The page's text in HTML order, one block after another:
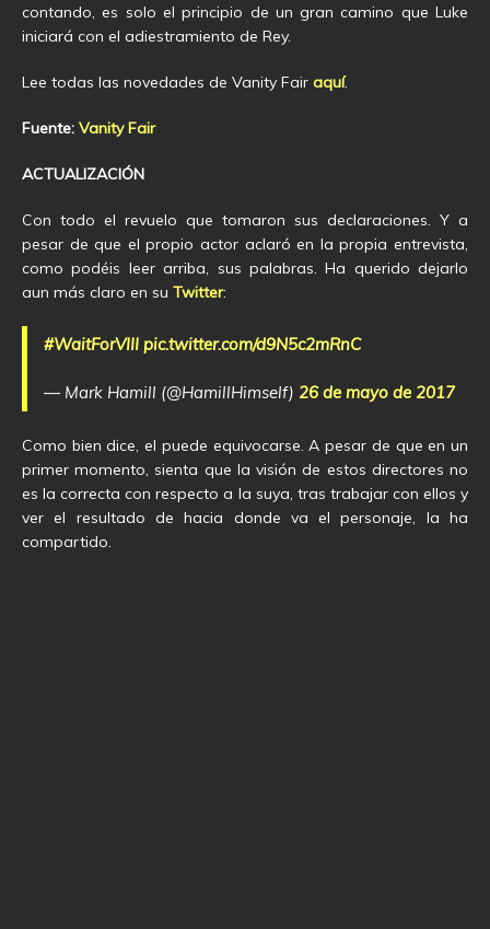
contando, es solo el principio de un gran camino que Luke
iniciará con el adiestramiento de Rey.
Lee todas las novedades de Vanity Fair aquí.
Fuente: Vanity Fair
ACTUALIZACIÓN
Con todo el revuelo que tomaron sus declaraciones. Y a
pesar de que el propio actor aclaró en la propia entrevista,
como podéis leer arriba, sus palabras. Ha querido dejarlo
aun más claro en su Twitter:
#WaitForVIII pic.twitter.com/d9N5c2mRnC
— Mark Hamill (@HamillHimself) 26 de mayo de 2017
Como bien dice, el puede equivocarse. A pesar de que en un
primer momento, sienta que la visión de estos directores no
es la correcta con respecto a la suya, tras trabajar con ellos y
ver el resultado de hacia donde va el personaje, la ha
compartido.